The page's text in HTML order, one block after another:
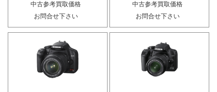
中古参考買取価格
お問合せ下さい
中古参考買取価格
お問合せ下さい